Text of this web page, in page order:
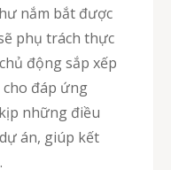
nắm bắt được
phụ trách thực
động sắp xếp
cho đáp ứng
những điều
án, giúp kết